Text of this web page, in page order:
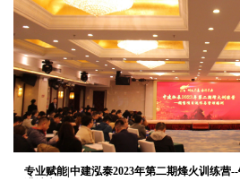
专业赋能|中建泓泰2023年第二期烽火训练营